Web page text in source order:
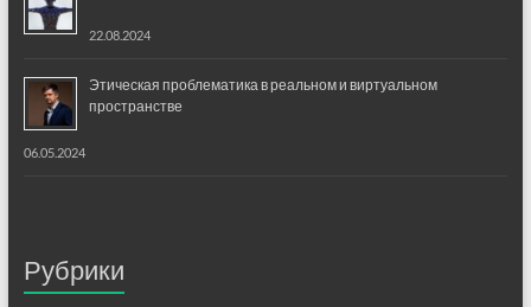
22.08.2024
Этическая проблематика в реальном и виртуальном
пространстве
06.05.2024
Рубрики